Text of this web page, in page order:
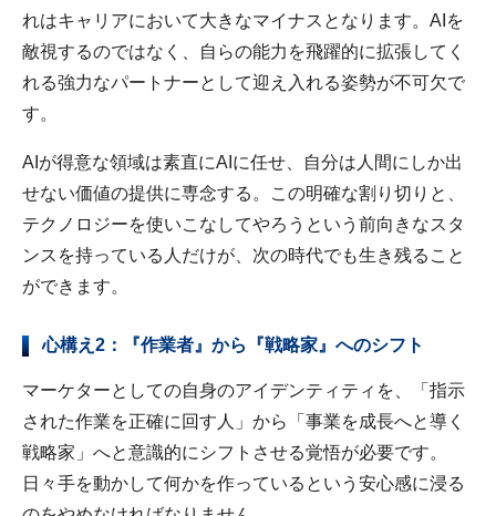
れはキャリアにおいて大きなマイナスとなります。AIを
敵視するのではなく、自らの能力を飛躍的に拡張してく
れる強力なパートナーとして迎え入れる姿勢が不可欠で
す。
AIが得意な領域は素直にAIに任せ、自分は人間にしか出
せない価値の提供に専念する。この明確な割り切りと、
テクノロジーを使いこなしてやろうという前向きなスタ
ンスを持っている人だけが、次の時代でも生き残ること
ができます。
心構え2：『作業者』から『戦略家』へのシフト
マーケターとしての自身のアイデンティティを、「指示
された作業を正確に回す人」から「事業を成長へと導く
戦略家」へと意識的にシフトさせる覚悟が必要です。
日々手を動かして何かを作っているという安心感に浸る